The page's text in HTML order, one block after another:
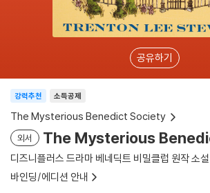
공유하기
소득공제
강력추천
The Mysterious Benedict Society
외서 The Mysterious
디즈니플러스 드라마 베네딕트 비밀클럽 원작 소설
바인딩/에디션 안내